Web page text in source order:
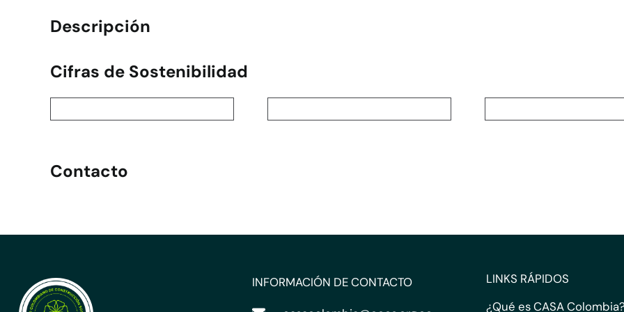
Descripción
Cifras de Sostenibilidad
Contacto
INFORMACIÓN DE CONTACTO
LINKS RÁPIDOS
¿Qué es CASA